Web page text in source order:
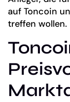
auf Toncoin
treffen wollen.